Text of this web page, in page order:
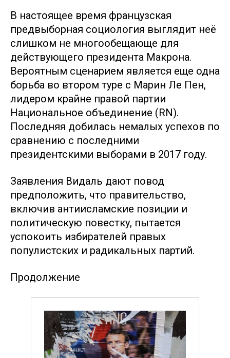
В настоящее время французская
предвыборная социология выглядит неё
слишком не многообещающе для
действующего президента Макрона.
Вероятным сценарием является еще одна
борьба во втором туре с Марин Ле Пен,
лидером крайне правой партии
Национальное объединение (RN).
Последняя добилась немалых успехов по
сравнению с последними
президентскими выборами в 2017 году.
Заявления Видаль дают повод
предположить, что правительство,
включив антиисламские позиции и
политическую повестку, пытается
успокоить избирателей правых
популистских и радикальных партий.
Продолжение